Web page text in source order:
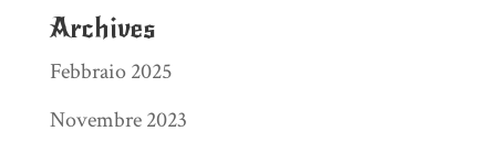
Archives
Febbraio 2025
Novembre 2023